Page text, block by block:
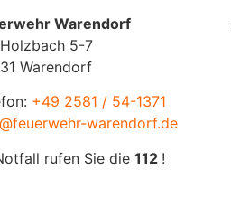
Warendorf
5-7
Warendorf
+49 2581 / 54-1371
warendorf.de
rufen Sie die 112 !